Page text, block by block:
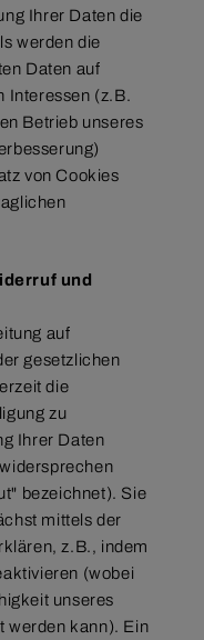
Ihrer Daten die
werden die
Daten auf
Interessen (z.B.
Betrieb unseres
von Cookies
und
auf
gesetzlichen
die
zu
Ihrer Daten
bezeichnet). Sie
mittels der
z.B., indem
(wobei
unseres
werden kann). Ein